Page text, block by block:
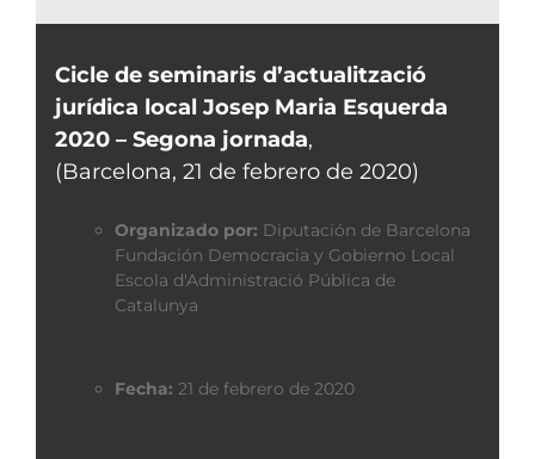
Cicle de seminaris d’actualització
jurídica local Josep Maria Esquerda
2020 – Segona jornada,
(Barcelona, 21 de febrero de 2020)
Organizado por: Diputación de Barcelona
Fundación Democracia y Gobierno Local
Escola d'Administració Pública de
Catalunya
Fecha: 21 de febrero de 2020